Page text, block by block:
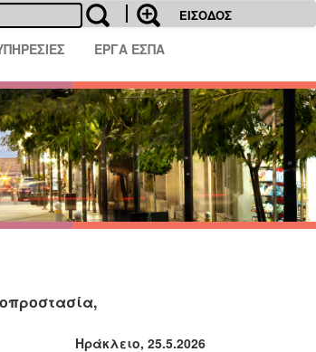
ΕΙΣΟΔΟΣ
ΕΡΓΑ ΕΣΠΑ
Ηράκλειο, 25.5.2026